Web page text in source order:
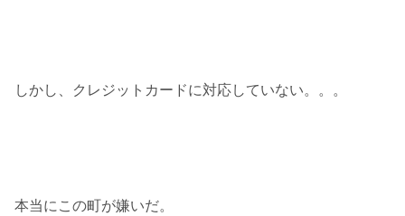
しかし、クレジットカードに対応していない。。。
本当にこの町が嫌いだ。